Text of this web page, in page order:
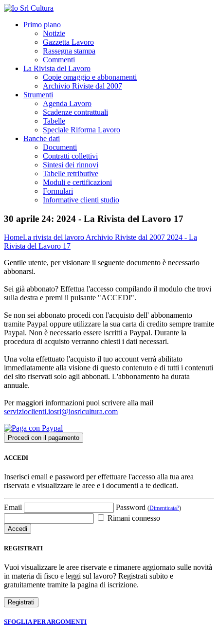
Primo piano
Notizie
Gazzetta Lavoro
Rassegna stampa
Commenti
La Rivista del Lavoro
Copie omaggio e abbonamenti
Archivio Riviste dal 2007
Strumenti
Agenda Lavoro
Scadenze contrattuali
Tabelle
Speciale Riforma Lavoro
Banche dati
Documenti
Contratti collettivi
Sintesi dei rinnovi
Tabelle retributive
Moduli e certificazioni
Formulari
Informative clienti studio
30 aprile 24: 2024 - La Rivista del Lavoro 17
HomeLa rivista del lavoroArchivio Riviste dal 2007 2024 - La
Rivista del Lavoro 17
Gentile utente, per visionare il seguente documento è necessario
abbonarsi.
Sei già abbonato? Effettua l'accesso compilando il modulo che trovi
sulla destra e premi il pulsante "ACCEDI".
Se non sei abbonato procedi con l'acquisto dell' abbonamento
tramite Paypal oppure utilizzare la sua carta di credito sempre tramite
Paypal. Non è necessario essere iscritti a Paypal. Durante la
procedura di acquisto verranno chiesti i dati necessari.
Una volta effettuato l'acquisto il tuo account verrà abilitato
immediatamente alla visione di questo contenuto e di tutti i contenuti
del sito riservati solo agli abbonati. L'abbonamento ha durata
annuale.
Per maggiori informazioni puoi scrivere alla mail
servizioclienti.iosrl@iosrlcultura.com
ACCEDI
Inserisci email e password per effettuare l'accesso alla tua area
riservata e visualizzare le aree e i documenti a te dedicati.
Email Password (Dimenticata?)
Rimani connesso
REGISTRATI
Vuoi visualizzare le aree riservate e rimanere aggiornato sulle novità
in materia di fisco e leggi sul lavoro? Registrati subito e
gratuitamente tramite la pagina di iscrizione.
SFOGLIA PER ARGOMENTI